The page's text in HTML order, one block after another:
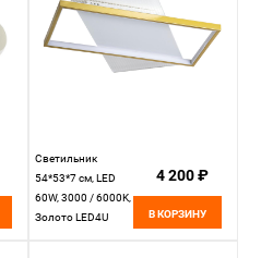
Светильник
54*53*7 см, LED
60W, 3000 / 6000K,
Золото LED4U
4 200 ₽
В КОРЗИНУ